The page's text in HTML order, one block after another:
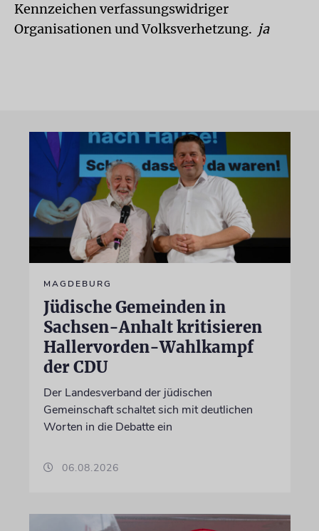
Kennzeichen verfassungswidriger
Organisationen und Volksverhetzung. ja
MAGDEBURG
Jüdische Gemeinden in
Sachsen-Anhalt kritisieren
Hallervorden-Wahlkampf
der CDU
Der Landesverband der jüdischen
Gemeinschaft schaltet sich mit deutlichen
Worten in die Debatte ein
06.08.2026